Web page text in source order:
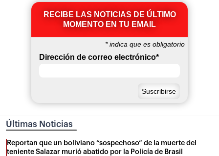
RECIBE LAS NOTICIAS DE ÚLTIMO
MOMENTO EN TU EMAIL
*indica que es obligatorio
Dirección de correo electrónico*
Últimas Noticias
Reportan que un boliviano “sospechoso” de la muerte del
teniente Salazar murió abatido por la Policía de Brasil